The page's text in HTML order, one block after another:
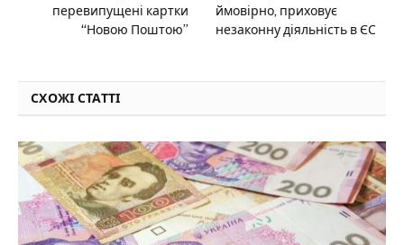
перевипущені картки
“Новою Поштою”
ймовірно, приховує
незаконну діяльність в ЄС
СХОЖІ СТАТТІ